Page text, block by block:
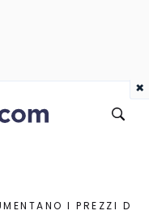
I PREZZI DI
×